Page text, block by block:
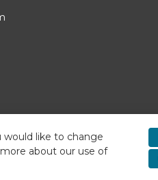
would like to change
about our use of